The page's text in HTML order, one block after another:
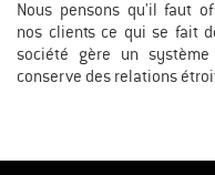
Nous pensons qu'il faut
nos clients ce qui se fait
société gère un
conserve des relations